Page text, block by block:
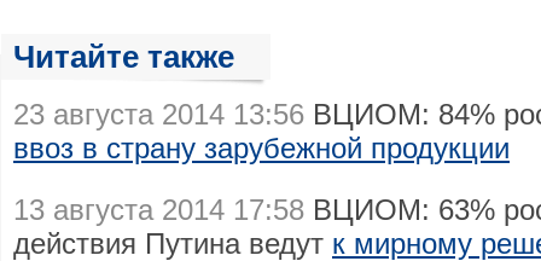
Читайте также
23 августа 2014 13:56 ВЦИОМ: 84%
ввоз в страну зарубежной продукции
13 августа 2014 17:58 ВЦИОМ: 63%
действия Путина ведут к мирному